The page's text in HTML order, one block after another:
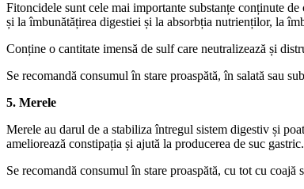
Fitoncidele sunt cele mai importante substanțe conținute
și la îmbunătățirea digestiei și la absorbția nutrienților, la
Conține o cantitate imensă de sulf care neutralizează și
Se recomandă consumul în stare proaspătă, în salată sau
5. Merele
Merele au darul de a stabiliza întregul sistem digestiv și
ameliorează constipația și ajută la producerea de suc
Se recomandă consumul în stare proaspătă, cu tot cu coajă